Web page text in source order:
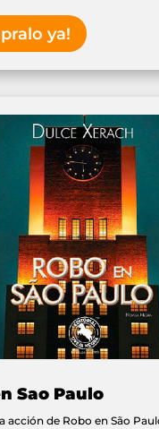
ya!
Sao Paulo
acción de Robo en São